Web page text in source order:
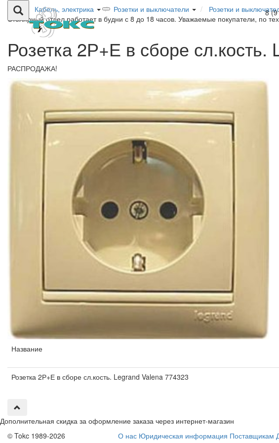
8
Кабель, электрика Розетки и выключатели Розетки и
Столярный отдел работает в будни с 8 до 18 часов. Уважаемые покупатели, по
Розетка 2Р+Е в сборе
РАСПРОДАЖА!
Название
Розетка 2Р+Е в сборе сл.кость. Legrand Valena 774323
Дополнительная скидка за оформление заказа через интернет-магазин
© Tokc 1989-2026
О нас Юридическая информация Поставщикам